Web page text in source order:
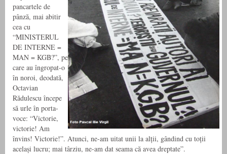
pancartele de
pânză, mai abitir
cea cu
“MINISTERUL
DE INTERNE =
MAN = KGB?”, pe
care au îngropat-o
în noroi, deodată,
Octavian
Rădulescu începe
să urle în porta-
voce: “Victorie,
victorie! Am
învins! Victorie!”. Atunci, ne-am uitat unii la alții, gândind cu toții
același lucru; mai târziu, ne-am dat seama că avea dreptate”.